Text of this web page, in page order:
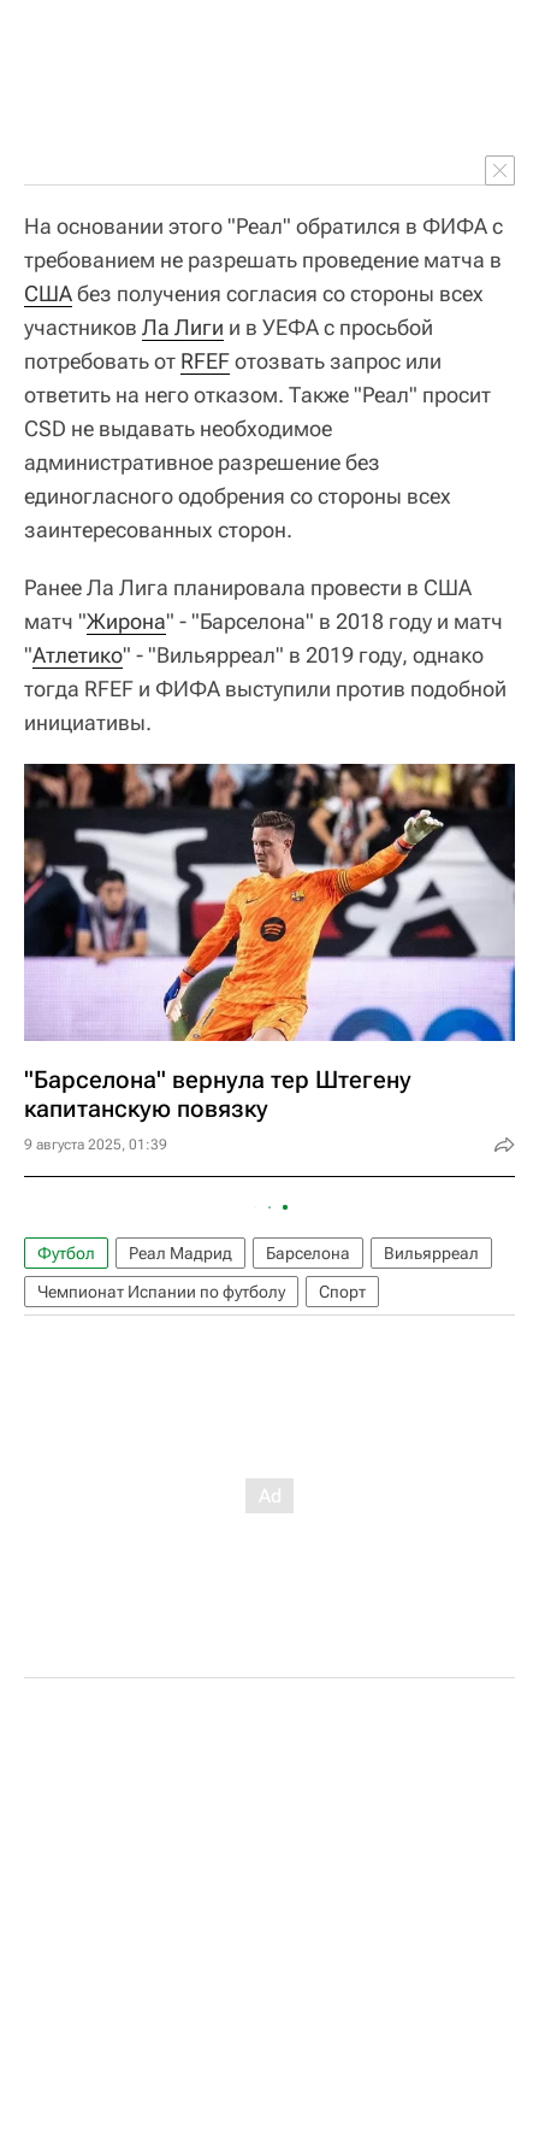
На основании этого "Реал" обратился в ФИФА с
требованием не разрешать проведение матча в
СШАбез получения согласия со стороны всех
участников Ла Лиги и в УЕФА с просьбой
потребовать от RFEFотозвать запрос или
ответить на него отказом. Также "Реал" просит
CSD не выдавать необходимое
административное разрешение без
единогласного одобрения со стороны всех
заинтересованных сторон.
Ранее Ла Лига планировала провести в США
матч "Жирона" - "Барселона" в 2018 году и матч
"Атлетико" - "Вильярреал" в 2019 году, однако
тогда RFEF и ФИФА выступили против подобной
инициативы.
"Барселона" вернула тер Штегену
капитанскую повязку
9 августа 2025, 01:39
Футбол Реал Мадрид Барселона
Вильярреал
Чемпионат Испании по футболу
Спорт